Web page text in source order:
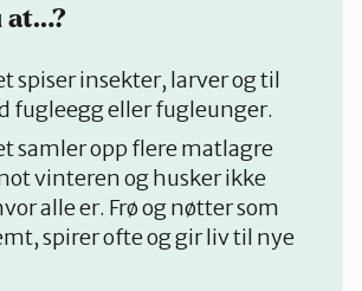
at…?
spiser insekter, larver og til
fugleegg eller fugleunger.
samler opp flere matlagre
vinteren og husker ikke
alle er. Frø og nøtter som
spirer ofte og gir liv til nye